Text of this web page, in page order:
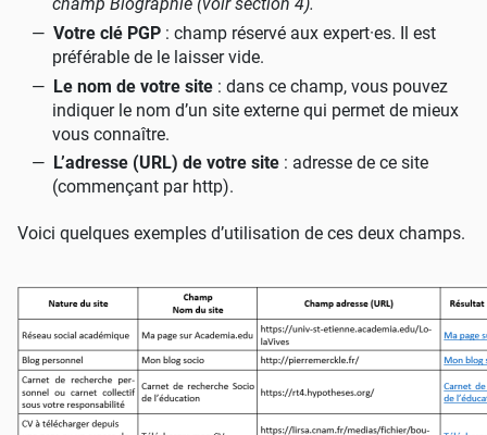
Votre clé PGP: champ réservé aux expert·es. Il est
préférable de le laisser vide.
Le nom de votre site: dans ce champ, vous pouvez
indiquer le nom d’un site externe qui permet de mieux
vous connaître.
L’adresse (URL) de votre site: adresse de ce site
(commençant par http).
Voici quelques exemples d’utilisation de ces deux champs.